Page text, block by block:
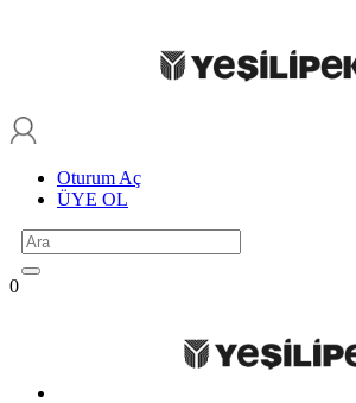
Oturum Aç
ÜYE OL
0